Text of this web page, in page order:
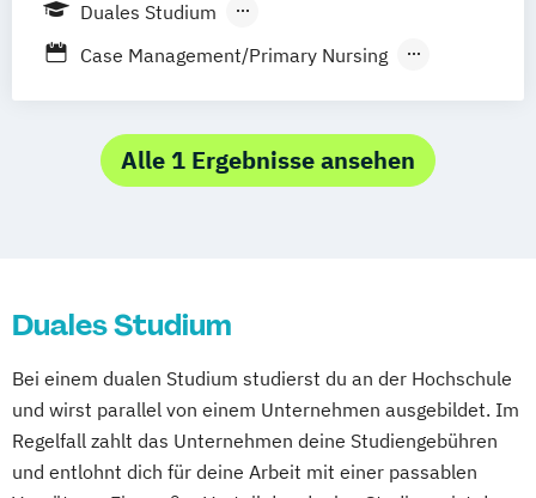
Duales Studium
Berufsbegleitendes Präsenzstudium
Case Management/Primary Nursing
Assessmentverfahren
Gesundheits- und Pflegewissenschaften
Sozial- und Gesundheitsmanagement
Alle 1 Ergebnisse ansehen
Duales Studium
Bei einem dualen Studium studierst du an der Hochschule
und wirst parallel von einem Unternehmen ausgebildet. Im
Regelfall zahlt das Unternehmen deine Studiengebühren
und entlohnt dich für deine Arbeit mit einer passablen